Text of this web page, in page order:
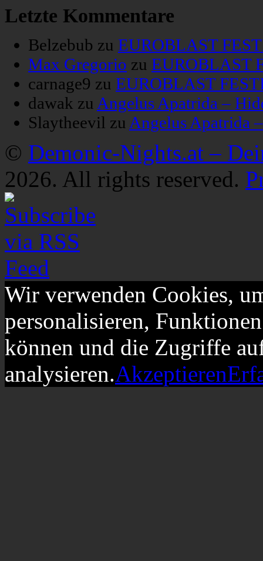
Letzte Kommentare
Belzebub zu EUROBLAST
Max Gregorio zu EUROBLAST
carnage9 zu EUROBLAST
dawak zu Angelus Apatrida –
Slaytheevil zu Angelus Apatrida
© Demonic-Nights.at –
2026. All rights reserved.
Wir verwenden Cookies,
personalisieren,
können und die Zugriffe
analysieren.Akzeptieren